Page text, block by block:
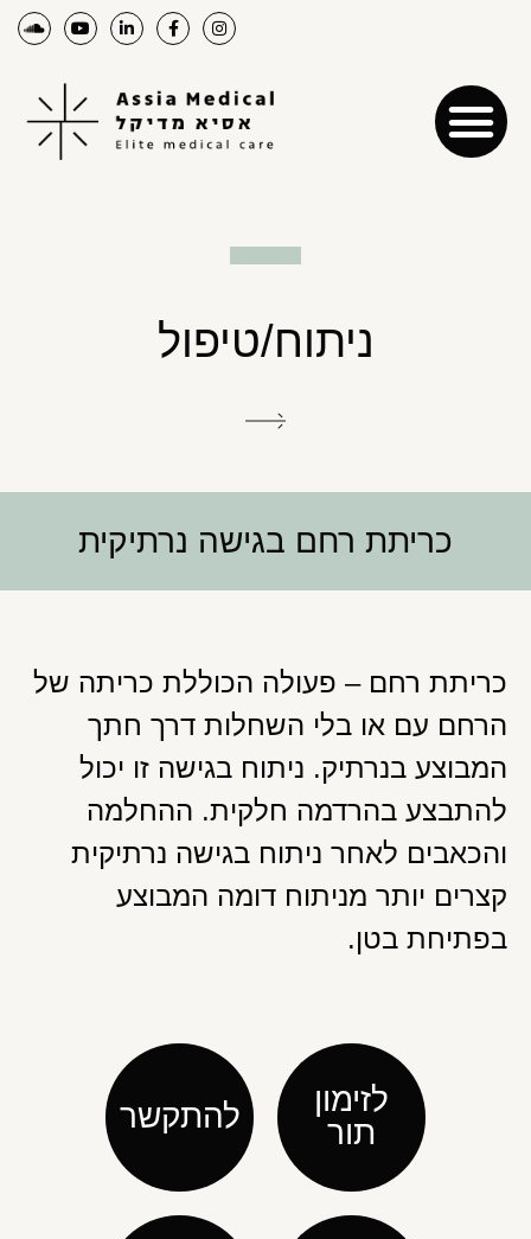
ניתוח/טיפול
כריתת רחם בגישה נרתיקית
כריתת רחם – פעולה הכוללת כריתה של
הרחם עם או בלי השחלות דרך חתך
המבוצע בנרתיק. ניתוח בגישה זו יכול
להתבצע בהרדמה חלקית. ההחלמה
והכאבים לאחר ניתוח בגישה נרתיקית
קצרים יותר מניתוח דומה המבוצע
בפתיחת בטן.
לזימון
תור
להתקשר